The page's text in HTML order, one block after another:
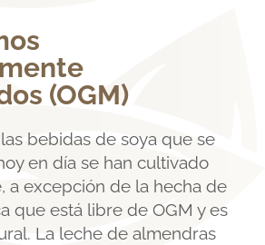
(OGM)
bebidas de soya que se
en día se han cultivado
a excepción de la hecha de
que está libre de OGM y es
La leche de almendras